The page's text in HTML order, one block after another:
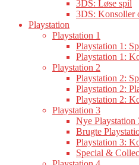
3DS: Løse spil
3DS: Konsoller
Playstation
Playstation 1
Playstation 1:
Playstation 1:
Playstation 2
Playstation 2:
Playstation 2:
Playstation 2:
Playstation 3
Nye Playstation
Brugte
Playstation 3:
Special &